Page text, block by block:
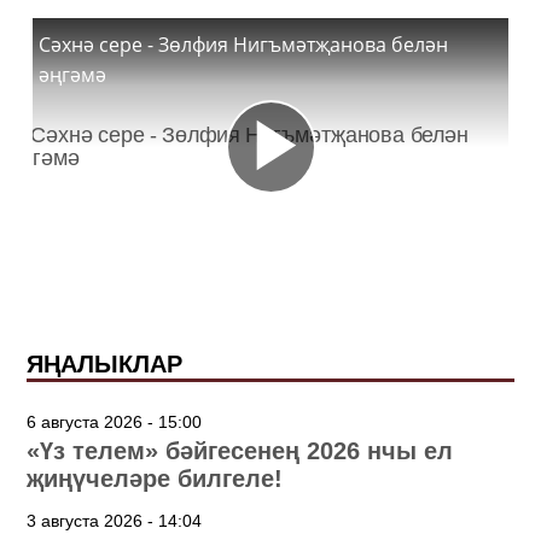
Сәхнә сере - Зөлфия Нигъмәтҗанова белән
әңгәмә
ЯҢАЛЫКЛАР
6 августа 2026 - 15:00
«Үз телем» бәйгесенең 2026 нчы ел
җиңүчеләре билгеле!
3 августа 2026 - 14:04